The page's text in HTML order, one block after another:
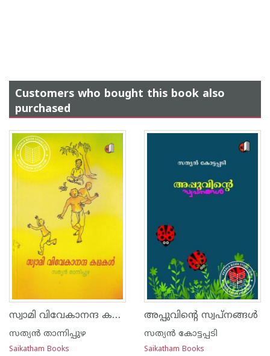
Customers who bought this book also
purchased
സ്വാമി വിവേകാനന്ദ കഥകള്‍
സത്യന്‍ താന്നിപ്പുഴ
Saikatham Books
അപ്പുവിന്റെ സ്വപ്നങ്ങള്‍
സത്യ‌ന്‍ കോട്ടപ്പടി
Saikatham Books